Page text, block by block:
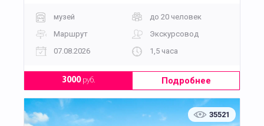
музей
до 20 человек
Маршрут
Экскурсовод
07.08.2026
1,5 часа
3000руб. Подробнее
35521